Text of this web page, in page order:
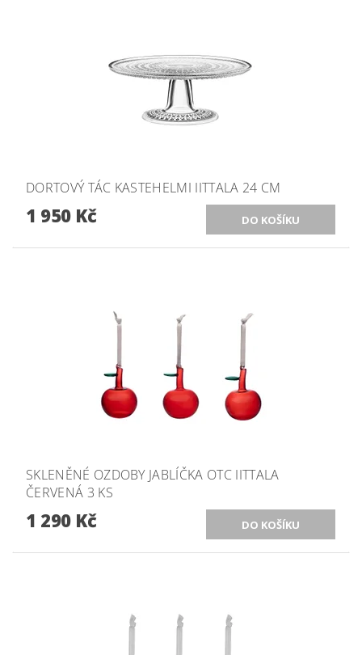
DORTOVÝ TÁC KASTEHELMI IITTALA 24 CM
1 950 Kč
SKLENĚNÉ OZDOBY JABLÍČKA OTC IITTALA
ČERVENÁ 3 KS
1 290 Kč